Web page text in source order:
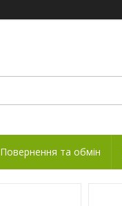
Повернення та обмін